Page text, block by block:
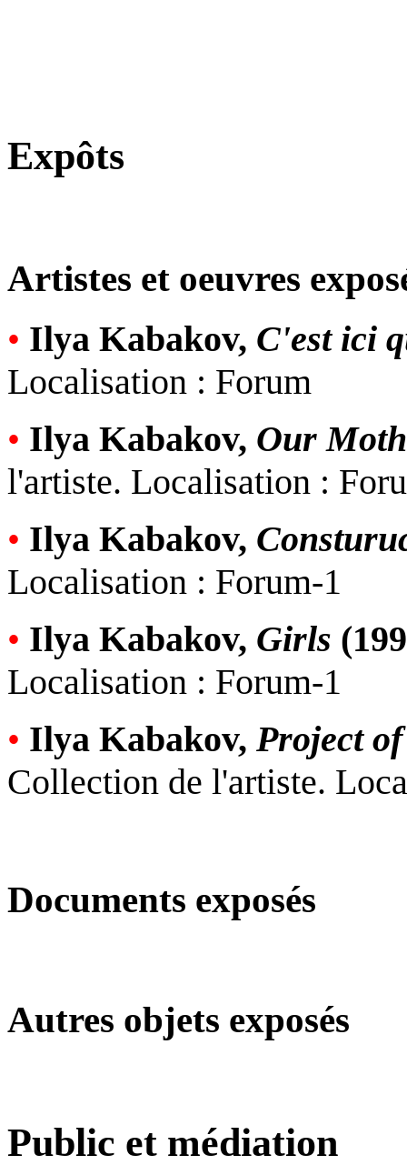
Expôts
Artistes et oeuvres
• Ilya Kabakov, C'est ici
Localisation : Forum
• Ilya Kabakov, Our
l'artiste. Localisation :
• Ilya Kabakov,
Localisation : Forum-1
• Ilya Kabakov, Girls
Localisation : Forum-1
• Ilya Kabakov, Project
Collection de l'artiste.
Documents exposés
Autres objets exposés
Public et médiation